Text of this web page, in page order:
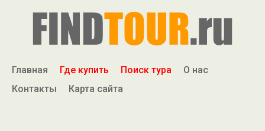
Главная Где купить Поиск тура
О нас
Контакты
Карта сайта